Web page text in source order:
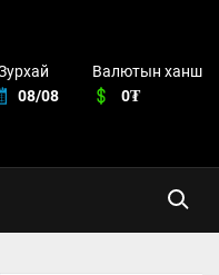
08/08
Валютын ханш
0₮